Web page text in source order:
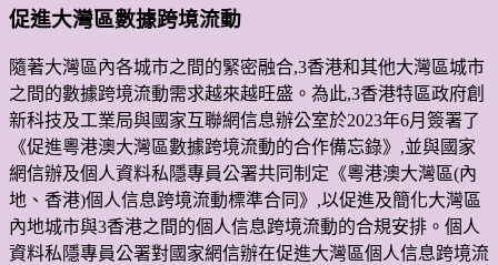
促進大灣區數據跨境流動
隨著大灣區內各城市之間的緊密融合,3香港和其他大灣區城市
之間的數據跨境流動需求越來越旺盛。為此,3香港特區政府創
新科技及工業局與國家互聯網信息辦公室於2023年6月簽署了
《促進粵港澳大灣區數據跨境流動的合作備忘錄》,並與國家
網信辦及個人資料私隱專員公署共同制定《粵港澳大灣區(內
地、香港)個人信息跨境流動標準合同》,以促進及簡化大灣區
內地城市與3香港之間的個人信息跨境流動的合規安排。個人
資料私隱專員公署對國家網信辦在促進大灣區個人信息跨境流